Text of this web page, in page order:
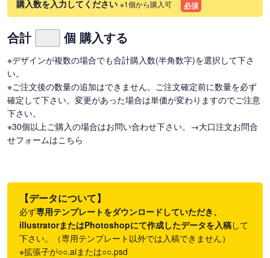
購入数を入力してください ※1個から購入可 必須
合計 個 購入する
※デザインが複数の場合でも合計購入数(半角数字)を選択して下さ
い。
※ご注文後の数量の追加はできません。ご注文確定前に数量を必ず
確定して下さい。変更があった場合は単価が変わりますのでご注意
下さい。
※30個以上ご購入の場合はお問い合わせ下さい。 →大口注文お問合
せフォームはこちら
【データについて】
必ず専用テンプレートをダウンロードしていただき、
illustratorまたはPhotoshopにて作成したデータを入稿して
下さい。（専用テンプレート以外では入稿できません）
※拡張子が○○.aiまたは○○.psd